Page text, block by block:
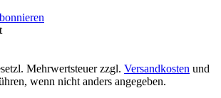
Mehrwertsteuer zzgl. Versandkosten und
wenn nicht anders angegeben.